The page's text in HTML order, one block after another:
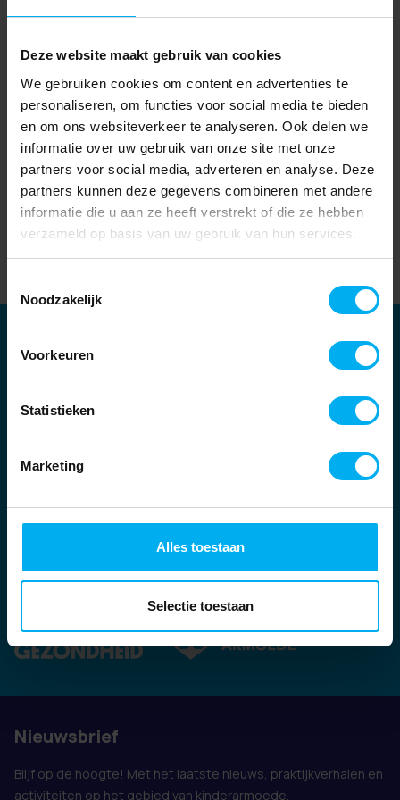
Deze website maakt gebruik van cookies
We gebruiken cookies om content en advertenties te
personaliseren, om functies voor social media te bieden
en om ons websiteverkeer te analyseren. Ook delen we
informatie over uw gebruik van onze site met onze
partners voor social media, adverteren en analyse. Deze
partners kunnen deze gegevens combineren met andere
informatie die u aan ze heeft verstrekt of die ze hebben
verzameld op basis van uw gebruik van hun services.
Noodzakelijk
Voorkeuren
Statistieken
Marketing
Alles toestaan
Selectie toestaan
Partners
Ook vertegenwoordigd door:
Nieuwsbrief
Blijf op de hoogte! Met het laatste nieuws, praktijkverhalen en
activiteiten op het gebied van kinderarmoede.